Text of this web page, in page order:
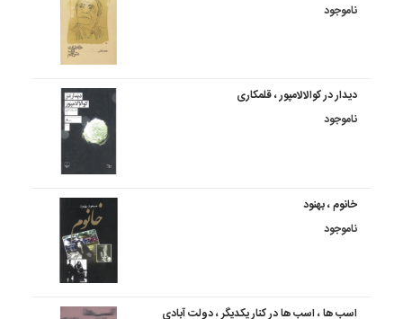
ناموجود
دیدار در کوالالامپور ، قلمکاری
ناموجود
خانوم ، بهنود
ناموجود
اسب ها ، اسب ها در کنار یکدیگر ، دولت آبادی